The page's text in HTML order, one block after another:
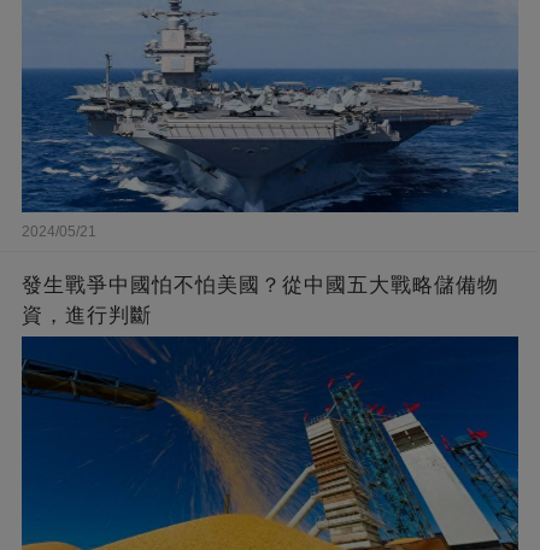
2024/05/21
發生戰爭中國怕不怕美國？從中國五大戰略儲備物
資，進行判斷